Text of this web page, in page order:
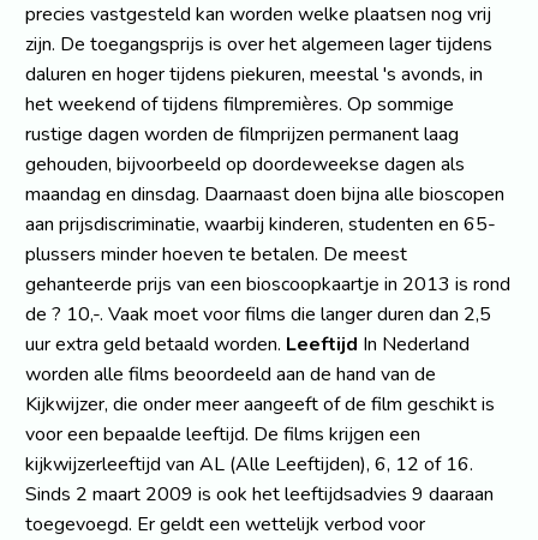
precies vastgesteld kan worden welke plaatsen nog vrij
zijn. De toegangsprijs is over het algemeen lager tijdens
daluren en hoger tijdens piekuren, meestal 's avonds, in
het weekend of tijdens filmpremières. Op sommige
rustige dagen worden de filmprijzen permanent laag
gehouden, bijvoorbeeld op doordeweekse dagen als
maandag en dinsdag. Daarnaast doen bijna alle bioscopen
aan prijsdiscriminatie, waarbij kinderen, studenten en 65-
plussers minder hoeven te betalen. De meest
gehanteerde prijs van een bioscoopkaartje in 2013 is rond
de ? 10,-. Vaak moet voor films die langer duren dan 2,5
uur extra geld betaald worden. Leeftijd In Nederland
worden alle films beoordeeld aan de hand van de
Kijkwijzer, die onder meer aangeeft of de film geschikt is
voor een bepaalde leeftijd. De films krijgen een
kijkwijzerleeftijd van AL (Alle Leeftijden), 6, 12 of 16.
Sinds 2 maart 2009 is ook het leeftijdsadvies 9 daaraan
toegevoegd. Er geldt een wettelijk verbod voor